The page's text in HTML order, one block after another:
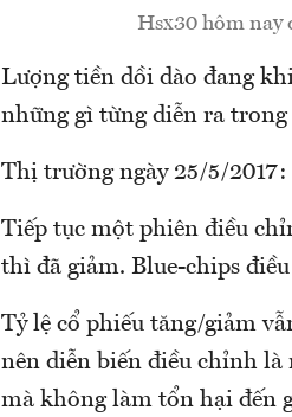
Hsx30 hôm nay
Lượng tiền dồi dào đang
những gì từng diễn ra trong
Thị trường ngày 25/5/2017:
Tiếp tục một phiên điều
thì đã giảm. Blue-chips
Tỷ lệ cổ phiếu tăng/giảm
nên diễn biến điều chỉnh
mà không làm tổn hại đến